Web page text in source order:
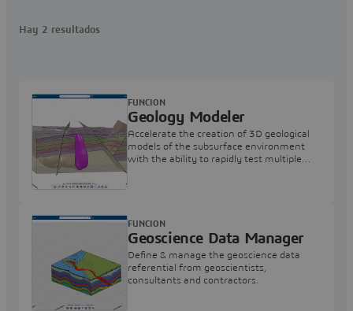
Hay 2 resultados
Geology Modeler
Accelerate the creation of 3D geological
models of the subsurface environment
with the ability to rapidly test multiple
FUNCION
Geoscience Data Manager
Define & manage the geoscience data
referential from geoscientists,
consultants and contractors.
FUNCION